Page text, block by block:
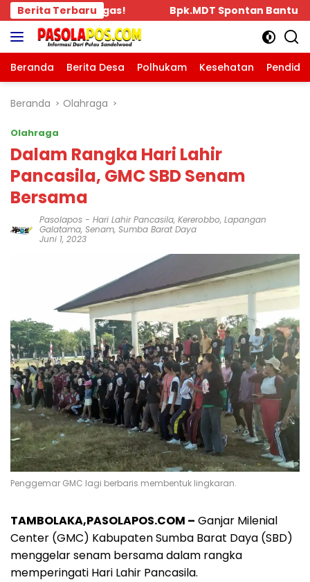
Langsung
ke
konten
Berita Terbaru
Bantu Rp.10 Juta, Kepada Pengurus KKBD
Beranda Berita Desa Polhukam Kesehatan
Beranda Olahraga
Olahraga
Dalam Rangka Hari Lahir
Pancasila, GMC SBD Senam
Bersama
Pasolapos - Hari Lahir Pancasila, Kererobbo, Lapangan
Galatama, Senam, Sumba Barat Daya
Juni 1, 2023
Penggemar GMC lagi berbaris membentuk lingkaran.
TAMBOLAKA,PASOLAPOS.COM – Ganjar Milenial
Center (GMC) Kabupaten Sumba Barat Daya (SBD)
menggelar senam bersama dalam rangka
memperingati Hari Lahir Pancasila.